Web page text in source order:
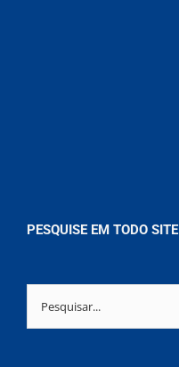
PESQUISE EM TODO SITE